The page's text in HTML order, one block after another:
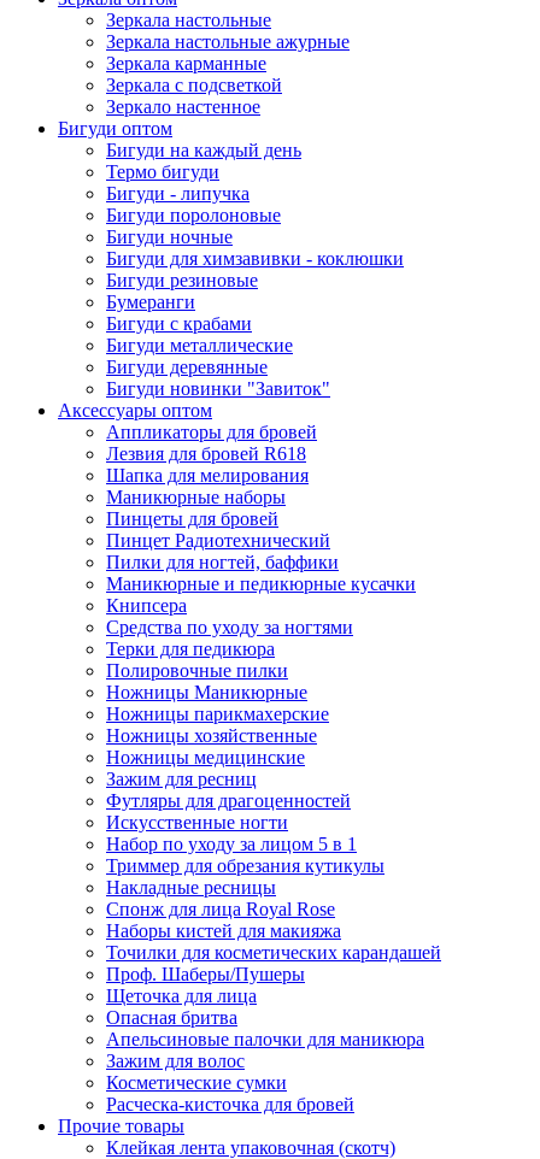
Зеркала настольные
Зеркала настольные ажурные
Зеркала карманные
Зеркала с подсветкой
Зеркало настенное
Бигуди оптом
Бигуди на каждый день
Термо бигуди
Бигуди - липучка
Бигуди поролоновые
Бигуди ночные
Бигуди для химзавивки - коклюшки
Бигуди резиновые
Бумеранги
Бигуди с крабами
Бигуди металлические
Бигуди деревянные
Бигуди новинки "Завиток"
Аксессуары оптом
Аппликаторы для бровей
Лезвия для бровей R618
Шапка для мелирования
Маникюрные наборы
Пинцеты для бровей
Пинцет Радиотехнический
Пилки для ногтей, баффики
Маникюрные и педикюрные кусачки
Книпсера
Средства по уходу за ногтями
Терки для педикюра
Полировочные пилки
Ножницы Маникюрные
Ножницы парикмахерские
Ножницы хозяйственные
Ножницы медицинские
Зажим для ресниц
Футляры для драгоценностей
Искусственные ногти
Набор по уходу за лицом 5 в 1
Триммер для обрезания кутикулы
Накладные ресницы
Спонж для лица Royal Rose
Наборы кистей для макияжа
Точилки для косметических карандашей
Проф. Шаберы/Пушеры
Щеточка для лица
Опасная бритва
Апельсиновые палочки для маникюра
Зажим для волос
Косметические сумки
Расческа-кисточка для бровей
Прочие товары
Клейкая лента упаковочная (скотч)